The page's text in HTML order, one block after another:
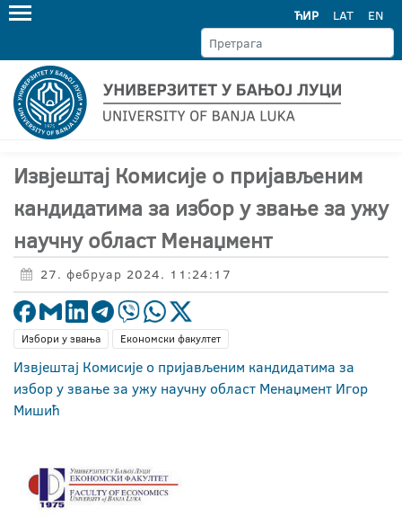
ЋИР LAT EN
Извјештај Комисије о пријављеним
кандидатима за избор у звање за ужу
научну област Менаџмент
27. фебруар 2024. 11:24:17
Избори у звања Економски факултет
Извјештај Комисије о пријављеним кандидатима за
избор у звање за ужу научну област Менаџмент Игор
Мишић